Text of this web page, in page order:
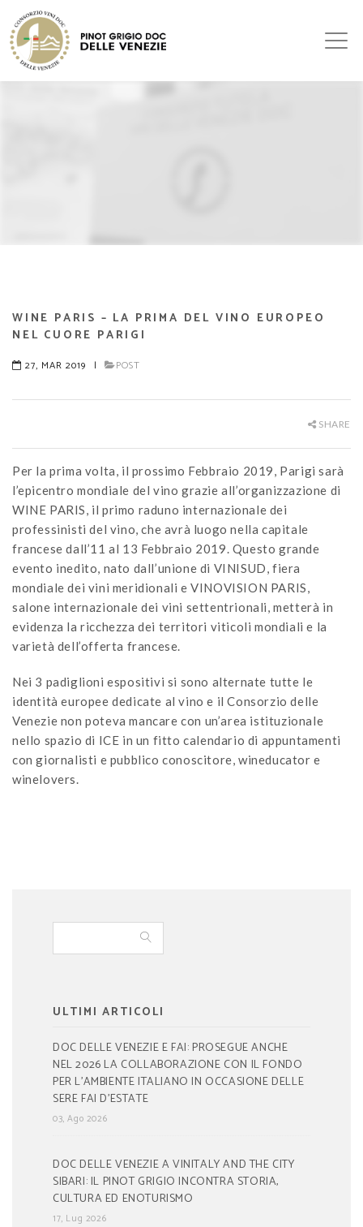
WINE PARIS – LA PRIMA DEL VINO EUROPEO
NEL CUORE PARIGI
27, MAR 2019 | POST
SHARE
Per la prima volta, il prossimo Febbraio 2019, Parigi sarà
l’epicentro mondiale del vino grazie all’organizzazione di
WINE PARIS, il primo raduno internazionale dei
professinisti del vino, che avrà luogo nella capitale
francese dall’11 al 13 Febbraio 2019. Questo grande
evento inedito, nato dall’unione di VINISUD, fiera
mondiale dei vini meridionali e VINOVISION PARIS,
salone internazionale dei vini settentrionali, metterà in
evidenza la ricchezza dei territori viticoli mondiali e la
varietà dell’offerta francese.
Nei 3 padiglioni espositivi si sono alternate tutte le
identità europee dedicate al vino e il Consorzio delle
Venezie non poteva mancare con un’area istituzionale
nello spazio di ICE in un fitto calendario di appuntamenti
con giornalisti e pubblico conoscitore, wineducator e
winelovers.
ULTIMI ARTICOLI
DOC DELLE VENEZIE E FAI: PROSEGUE ANCHE
NEL 2026 LA COLLABORAZIONE CON IL FONDO
PER L’AMBIENTE ITALIANO IN OCCASIONE DELLE
SERE FAI D’ESTATE
03, Ago 2026
DOC DELLE VENEZIE A VINITALY AND THE CITY
SIBARI: IL PINOT GRIGIO INCONTRA STORIA,
CULTURA ED ENOTURISMO
17, Lug 2026